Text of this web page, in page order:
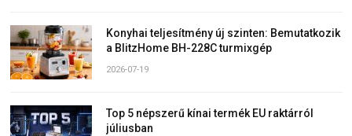
Konyhai teljesítmény új szinten: Bemutatkozik
a BlitzHome BH-228C turmixgép
2026-07-19
Top 5 népszerű kínai termék EU raktárról
júliusban